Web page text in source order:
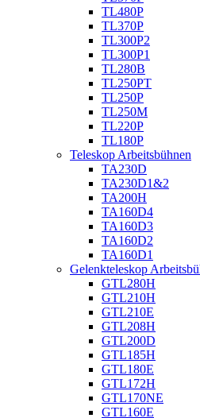
TL480P
TL370P
TL300P2
TL300P1
TL280B
TL250PT
TL250P
TL250M
TL220P
TL180P
Teleskop Arbeitsbühnen
TA230D
TA230D1&2
TA200H
TA160D4
TA160D3
TA160D2
TA160D1
Gelenkteleskop
GTL280H
GTL210H
GTL210E
GTL208H
GTL200D
GTL185H
GTL180E
GTL172H
GTL170NE
GTL160E